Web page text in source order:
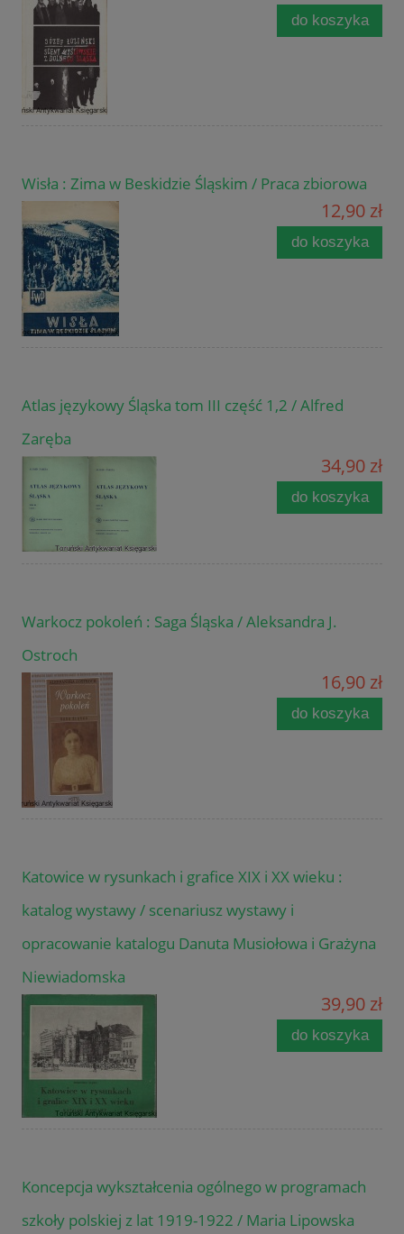
do koszyka
Wisła : Zima w Beskidzie Śląskim / Praca zbiorowa
12,90 zł
do koszyka
Atlas językowy Śląska tom III część 1,2 / Alfred
Zaręba
34,90 zł
do koszyka
Warkocz pokoleń : Saga Śląska / Aleksandra J.
Ostroch
16,90 zł
do koszyka
Katowice w rysunkach i grafice XIX i XX wieku :
katalog wystawy / scenariusz wystawy i
opracowanie katalogu Danuta Musiołowa i Grażyna
Niewiadomska
39,90 zł
do koszyka
Koncepcja wykształcenia ogólnego w programach
szkoły polskiej z lat 1919-1922 / Maria Lipowska